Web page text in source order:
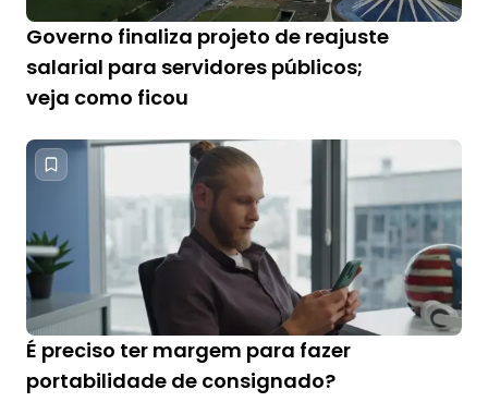
Governo finaliza projeto de reajuste
salarial para servidores públicos;
veja como ficou
É preciso ter margem para fazer
portabilidade de consignado?